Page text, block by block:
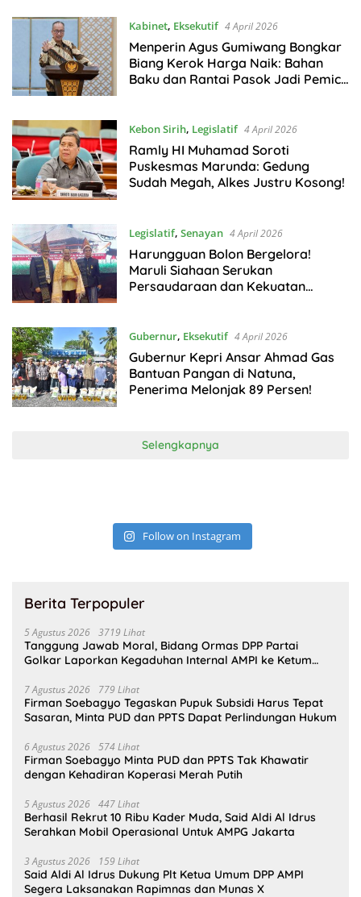
Kabinet, Eksekutif 4 April 2026
Menperin Agus Gumiwang Bongkar
Biang Kerok Harga Naik: Bahan
Baku dan Rantai Pasok Jadi Pemicu
Kebon Sirih, Legislatif 4 April 2026
Ramly HI Muhamad Soroti
Puskesmas Marunda: Gedung
Sudah Megah, Alkes Justru Kosong!
Legislatif, Senayan 4 April 2026
Harungguan Bolon Bergelora!
Maruli Siahaan Serukan
Persaudaraan dan Kekuatan
Gubernur, Eksekutif 4 April 2026
Gubernur Kepri Ansar Ahmad Gas
Bantuan Pangan di Natuna,
Penerima Melonjak 89 Persen!
Selengkapnya
Follow on Instagram
Berita Terpopuler
5 Agustus 2026 3719 Lihat
Tanggung Jawab Moral, Bidang Ormas DPP Partai
Golkar Laporkan Kegaduhan Internal AMPI ke Ketum
7 Agustus 2026 779 Lihat
Firman Soebagyo Tegaskan Pupuk Subsidi Harus Tepat
Sasaran, Minta PUD dan PPTS Dapat Perlindungan Hukum
6 Agustus 2026 574 Lihat
Firman Soebagyo Minta PUD dan PPTS Tak Khawatir
dengan Kehadiran Koperasi Merah Putih
5 Agustus 2026 447 Lihat
Berhasil Rekrut 10 Ribu Kader Muda, Said Aldi Al Idrus
Serahkan Mobil Operasional Untuk AMPG Jakarta
3 Agustus 2026 159 Lihat
Said Aldi Al Idrus Dukung Plt Ketua Umum DPP AMPI
Segera Laksanakan Rapimnas dan Munas X